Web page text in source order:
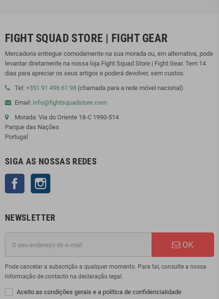
FIGHT SQUAD STORE | FIGHT GEAR
Mercadoria entregue comodamente na sua morada ou, em alternativa, pode
levantar diretamente na nossa loja Fight Squad Store | Fight Gear. Tem 14
dias para apreciar os seus artigos e poderá devolver, sem custos.
Tel: +351 91 496 61 98 (chamada para a rede móvel nacional)
Email: info@fightsquadstore.com
Morada: Via do Oriente 18-C 1990-514
Parque das Nações
Portugal
SIGA AS NOSSAS REDES
Facebook
NEWSLETTER
OK
Pode cancelar a subscrição a qualquer momento. Para tal, consulte a nossa
informação de contacto na declaração legal.
Aceito as condições gerais e a política de confidencialidade